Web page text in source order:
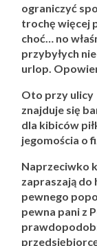
ograniczyć
trochę więcej
choć… no
przybyłych
urlop.
Oto przy ulicy
znajduje się
dla kibiców
jegomościa o
Naprzeciwko
zapraszają
pewnego
pewna pani z